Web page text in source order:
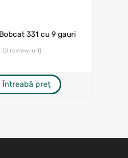
331 cu 9 gauri
(0 review-uri)
Întreabă preț